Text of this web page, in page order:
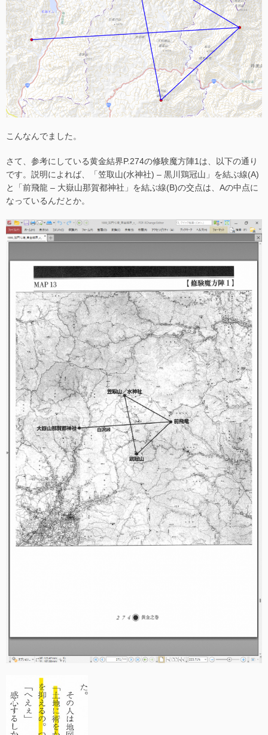
こんなんでました。
さて、参考にしている黄金結界P.274の修験魔方陣1は、以下の通り
です。説明によれば、「笠取山(水神社) – 黒川鶏冠山」を結ぶ線(A)
と「前飛龍 – 大嶽山那賀都神社」を結ぶ線(B)の交点は、Aの中点に
なっているんだとか。